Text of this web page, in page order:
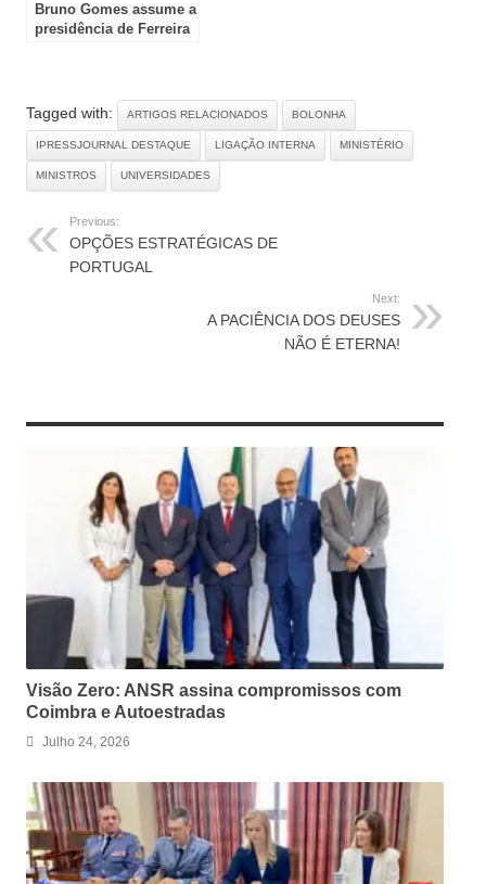
Bruno Gomes assume a
presidência de Ferreira
prioridades do novo
mandato
Tagged with: ARTIGOS RELACIONADOS BOLONHA
IPRESSJOURNAL DESTAQUE LIGAÇÃO INTERNA MINISTÉRIO
MINISTROS UNIVERSIDADES
Previous:
OPÇÕES ESTRATÉGICAS DE
PORTUGAL
Next:
A PACIÊNCIA DOS DEUSES
NÃO É ETERNA!
Visão Zero: ANSR assina compromissos com
Coimbra e Autoestradas
Julho 24, 2026